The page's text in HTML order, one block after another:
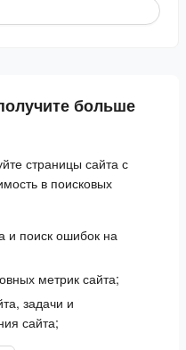
больше
страницы сайта с
в поисковых
и поиск ошибок на
метрик сайта;
задачи и
сайта;